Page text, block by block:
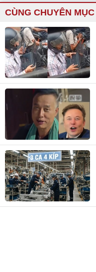
CÙNG CHUYÊN MỤC